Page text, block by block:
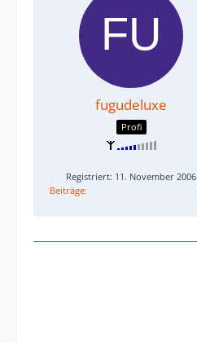
fugudeluxe
Profi
Registriert: 11. November 2006
Beiträge